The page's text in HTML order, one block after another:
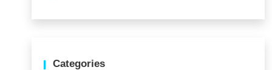
Categories